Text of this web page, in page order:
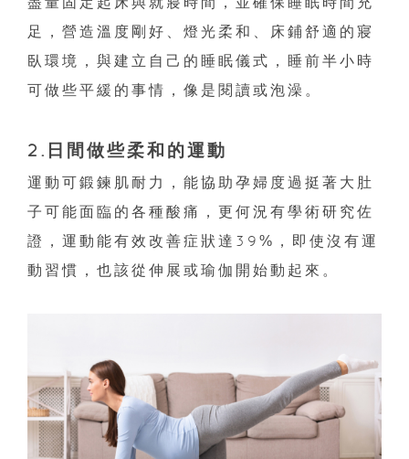
足，營造溫度剛好、燈光柔和、床鋪舒適的寢
臥環境，與建立自己的睡眠儀式，睡前半小時
可做些平緩的事情，像是閱讀或泡澡。
2.日間做些柔和的運動
運動可鍛鍊肌耐力，能協助孕婦度過挺著大肚
子可能面臨的各種酸痛，更何況有學術研究佐
證，運動能有效改善症狀達39%，即使沒有運
動習慣，也該從伸展或瑜伽開始動起來。